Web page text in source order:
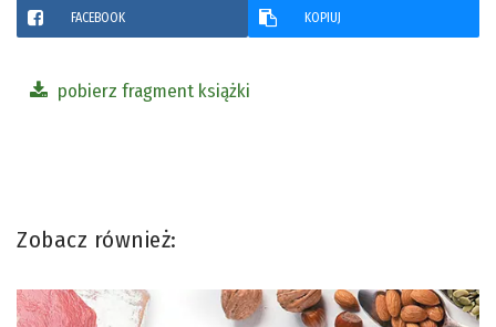
FACEBOOK KOPIUJ
pobierz fragment książki
Zobacz również: